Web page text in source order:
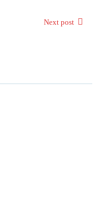
Next post